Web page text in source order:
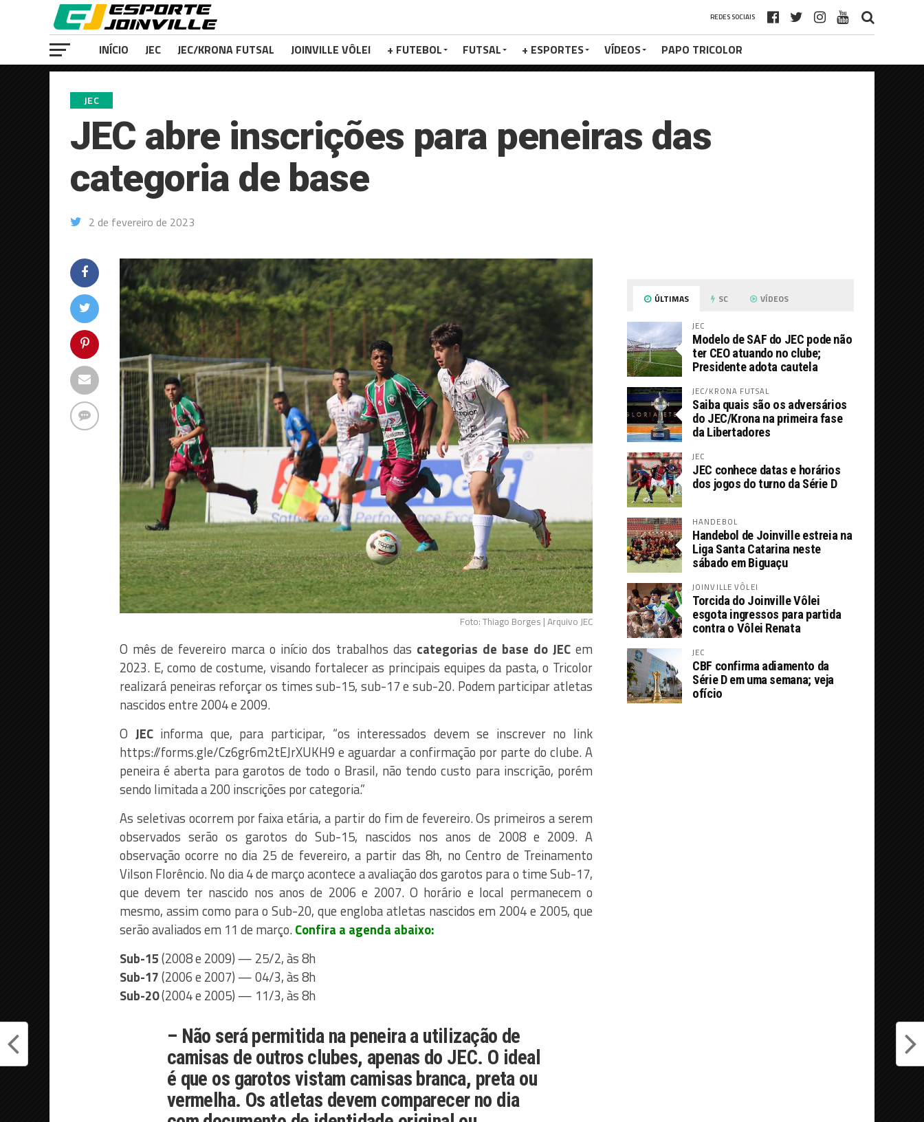
REDES SOCIAIS
INÍCIO JEC JEC/KRONA FUTSAL JOINVILLE VÔLEI + FUTEBOL FUTSAL + ESPORTES VÍDEOS PAPO TRICOLOR
JEC
JEC abre inscrições para peneiras das
categoria de base
2 de fevereiro de 2023
Foto: Thiago Borges | Arquivo JEC
O mês de fevereiro marca o início dos trabalhos das categorias de base do JECem
2023. E, como de costume, visando fortalecer as principais equipes da pasta, o Tricolor
realizará peneiras reforçar os times sub-15, sub-17 e sub-20. Podem participar atletas
nascidos entre 2004 e 2009.
O JECinforma que, para participar, “os interessados devem se inscrever no link
https://forms.gle/Cz6gr6m2tEJrXUKH9 e aguardar a confirmação por parte do clube. A
peneira é aberta para garotos de todo o Brasil, não tendo custo para inscrição, porém
sendo limitada a 200 inscrições por categoria.”
As seletivas ocorrem por faixa etária, a partir do fim de fevereiro. Os primeiros a serem
observados serão os garotos do Sub-15, nascidos nos anos de 2008 e 2009. A
observação ocorre no dia 25 de fevereiro, a partir das 8h, no Centro de Treinamento
Vilson Florêncio. No dia 4 de março acontece a avaliação dos garotos para o time Sub-17,
que devem ter nascido nos anos de 2006 e 2007. O horário e local permanecem o
mesmo, assim como para o Sub-20, que engloba atletas nascidos em 2004 e 2005, que
serão avaliados em 11 de março.Confira a agenda abaixo:
Sub-15(2008 e 2009) — 25/2, às 8h
Sub-17(2006 e 2007) — 04/3, às 8h
Sub-20(2004 e 2005) — 11/3, às 8h
– Não será permitida na peneira a utilização de
camisas de outros clubes, apenas do JEC. O ideal
é que os garotos vistam camisas branca, preta ou
vermelha. Os atletas devem comparecer no dia
ÚLTIMAS SC VÍDEOS
JEC
Modelo de SAF do JEC pode não
ter CEO atuando no clube;
Presidente adota cautela
JEC/KRONA FUTSAL
Saiba quais são os adversários
do JEC/Krona na primeira fase
da Libertadores
JEC
JEC conhece datas e horários
dos jogos do turno da Série D
HANDEBOL
Handebol de Joinville estreia na
Liga Santa Catarina neste
sábado em Biguaçu
JOINVILLE VÔLEI
Torcida do Joinville Vôlei
esgota ingressos para partida
contra o Vôlei Renata
JEC
CBF confirma adiamento da
Série D em uma semana; veja
ofício